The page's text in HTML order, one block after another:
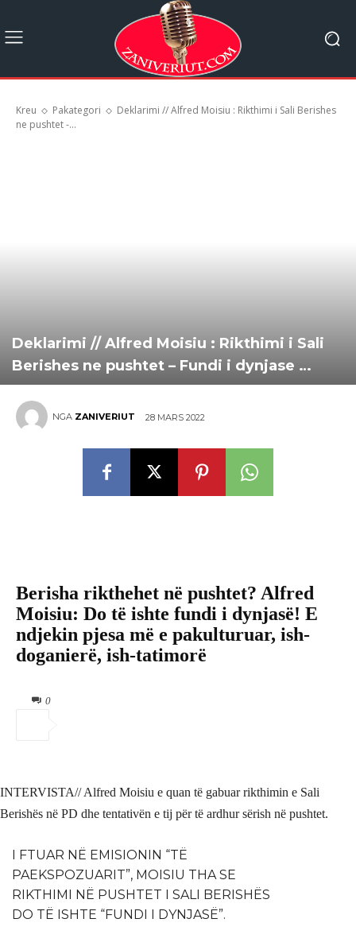
Kreu Pakategori
Deklarimi // Alfred Moisiu : Rikthimi i Sali Berishes
ne pushtet -...
Deklarimi // Alfred Moisiu : Rikthimi i Sali
Berishes ne pushtet – Fundi i dynjase …
NGA ZANIVERIUT 28 MARS 2022
Berisha rikthehet në pushtet? Alfred
Moisiu: Do të ishte fundi i dynjasë! E
ndjekin pjesa më e pakulturuar, ish-
doganierë, ish-tatimorë
0
INTERVISTA// Alfred Moisiu e quan të gabuar rikthimin e Sali
Berishës në PD dhe tentativën e tij për të ardhur sërish në pushtet.
I FTUAR NË EMISIONIN “TË
PAEKSPOZUARIT”, MOISIU THA SE
RIKTHIMI NË PUSHTET I SALI BERISHËS
DO TË ISHTE “FUNDI I DYNJASË”.